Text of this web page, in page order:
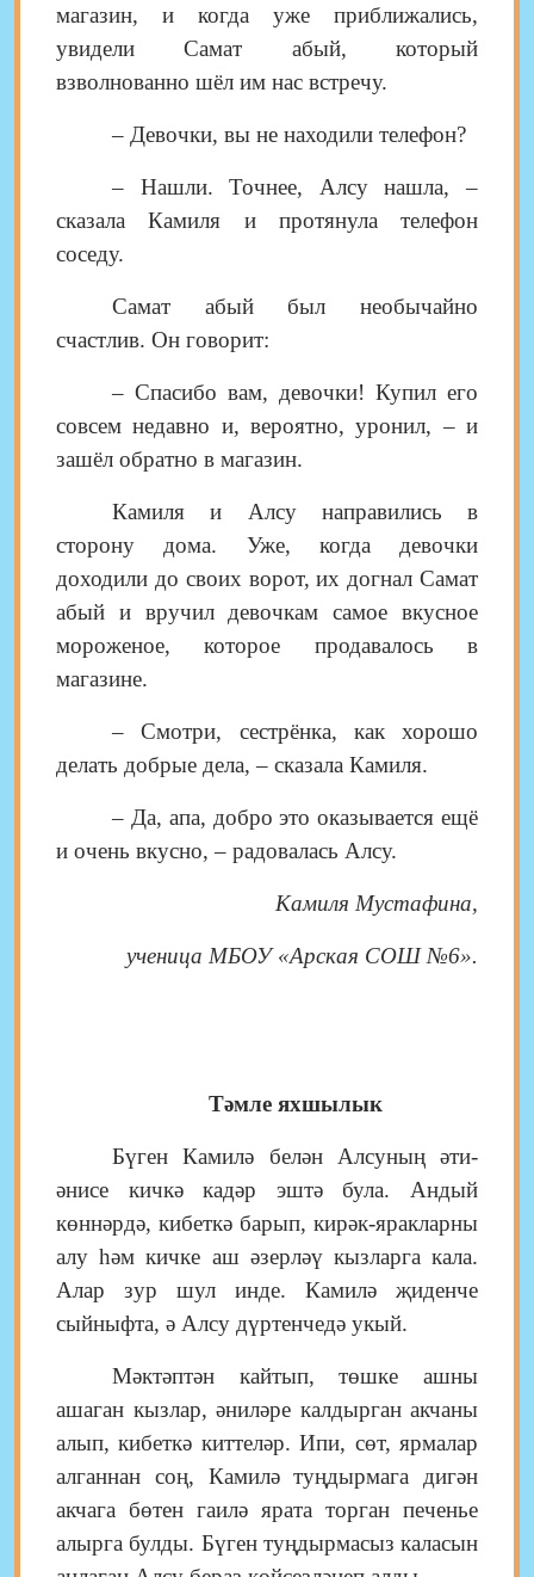
магазин, и когда уже приближались,
увидели Самат абый, который
взволнованно шёл им нас встречу.
– Девочки, вы не находили телефон?
– Нашли. Точнее, Алсу нашла, –
сказала Камиля и протянула телефон
соседу.
Самат абый был необычайно
счастлив. Он говорит:
– Спасибо вам, девочки! Купил его
совсем недавно и, вероятно, уронил, – и
зашёл обратно в магазин.
Камиля и Алсу направились в
сторону дома. Уже, когда девочки
доходили до своих ворот, их догнал Самат
абый и вручил девочкам самое вкусное
мороженое, которое продавалось в
магазине.
– Смотри, сестрёнка, как хорошо
делать добрые дела, – сказала Камиля.
– Да, апа, добро это оказывается ещё
и очень вкусно, – радовалась Алсу.
Камиля Мустафина,
ученица МБОУ «Арская СОШ №6».
Тәмле яхшылык
Бүген Камилә белән Алсуның әти-
әнисе кичкә кадәр эштә була. Андый
көннәрдә, кибеткә барып, кирәк-яракларны
алу һәм кичке аш әзерләү кызларга кала.
Алар зур шул инде. Камилә җиденче
сыйныфта, ә Алсу дүртенчедә укый.
Мәктәптән кайтып, төшке ашны
ашаган кызлар, әниләре калдырган акчаны
алып, кибеткә киттеләр. Ипи, сөт, ярмалар
алганнан соң, Камилә туңдырмага дигән
акчага бөтен гаилә ярата торган печенье
алырга булды. Бүген туңдырмасыз каласын